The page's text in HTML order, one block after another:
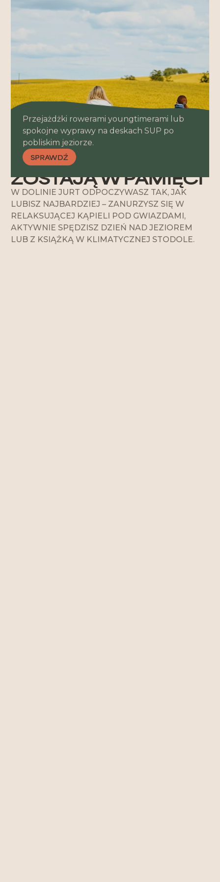
ZNIŻKI
ATRAKCJE
CHWILE, KTÓRE
ZOSTAJĄ W PAMIĘCI
W DOLINIE JURT ODPOCZYWASZ TAK, JAK
LUBISZ NAJBARDZIEJ – ZANURZYSZ SIĘ W
RELAKSUJĄCEJ KĄPIELI POD GWIAZDAMI,
AKTYWNIE SPĘDZISZ DZIEŃ NAD JEZIOREM
LUB Z KSIĄŻKĄ W KLIMATYCZNEJ STODOLE.
Przejażdżki rowerami youngtimerami lub
spokojne wyprawy na deskach SUP po
pobliskim jeziorze.
SPRAWDŹ